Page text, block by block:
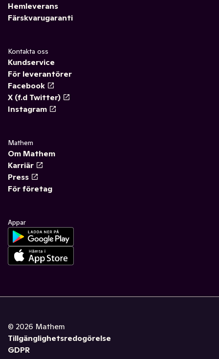
Hemleverans
Färskvarugaranti
Kontakta oss
Kundservice
För leverantörer
Facebook
X (f.d Twitter)
Instagram
Mathem
Om Mathem
Karriär
Press
För företag
Appar
© 2026 Mathem
Tillgänglighetsredogörelse
GDPR